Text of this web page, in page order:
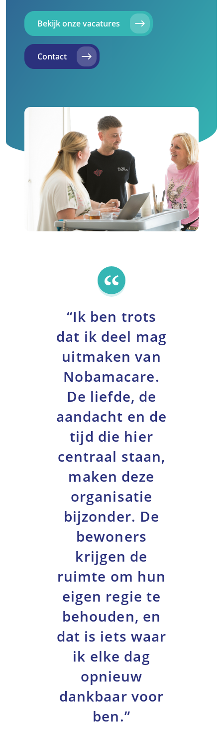
Bekijk onze vacatures
Contact
“Ik ben trots
dat ik deel mag
uitmaken van
Nobamacare.
De liefde, de
aandacht en de
tijd die hier
centraal staan,
maken deze
organisatie
bijzonder. De
bewoners
krijgen de
ruimte om hun
eigen regie te
behouden, en
dat is iets waar
ik elke dag
opnieuw
dankbaar voor
ben.”